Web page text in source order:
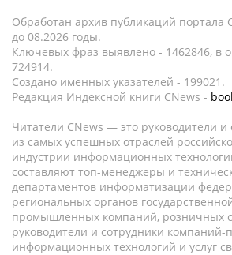
Обработан архив публикаций портала
до 08.2026 годы.
Ключевых фраз выявлено - 1462846, в
724914.
Создано именных указателей - 199021.
Редакция Индексной книги CNews -
Читатели CNews — это руководители и
из самых успешных отраслей
индустрии информационных
составляют топ-менеджеры и
департаментов информатизации
региональных органов
промышленных компаний, розничных
руководители и сотрудники компаний-
информационных технологий и услуг